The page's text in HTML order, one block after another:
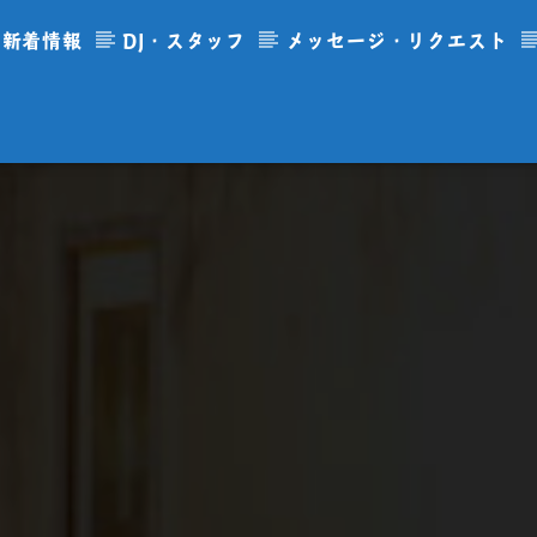
新着情報 DJ・スタッフ メッセージ・リクエスト